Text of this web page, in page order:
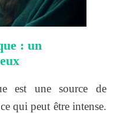
: un
est une source de
qui peut être intense.